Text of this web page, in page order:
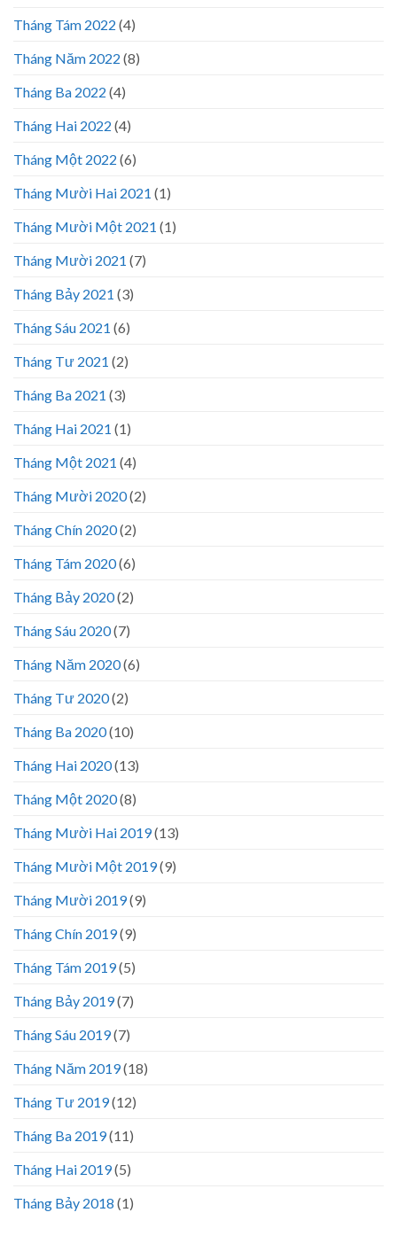
Tháng Tám 2022 (4)
Tháng Năm 2022 (8)
Tháng Ba 2022 (4)
Tháng Hai 2022 (4)
Tháng Một 2022 (6)
Tháng Mười Hai 2021 (1)
Tháng Mười Một 2021 (1)
Tháng Mười 2021 (7)
Tháng Bảy 2021 (3)
Tháng Sáu 2021 (6)
Tháng Tư 2021 (2)
Tháng Ba 2021 (3)
Tháng Hai 2021 (1)
Tháng Một 2021 (4)
Tháng Mười 2020(2)
Tháng Chín 2020(2)
Tháng Tám 2020(6)
Tháng Bảy 2020(2)
Tháng Sáu 2020(7)
Tháng Năm 2020(6)
Tháng Tư 2020(2)
Tháng Ba 2020(10)
Tháng Hai 2020(13)
Tháng Một 2020(8)
Tháng Mười Hai 2019(13)
Tháng Mười Một 2019(9)
Tháng Mười 2019(9)
Tháng Chín 2019(9)
Tháng Tám 2019(5)
Tháng Bảy 2019(7)
Tháng Sáu 2019(7)
Tháng Năm 2019(18)
Tháng Tư 2019(12)
Tháng Ba 2019(11)
Tháng Hai 2019(5)
Tháng Bảy 2018 (1)